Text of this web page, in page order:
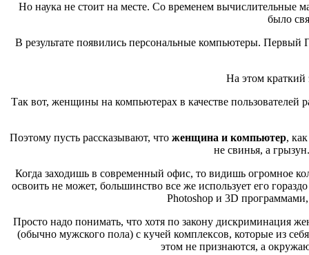
Но наука не стоит на месте. Со временем вычислительные
было
В результате появились персональные компьютеры.
На этом краткий
Так вот, женщины на компьютерах в качестве
Поэтому пусть рассказывают, что женщина и компьютер,
не свинья, а
Когда заходишь в современный офис, то видишь огромное
освоить не может, большинство все же использует его
Photoshop и 3D
Просто надо понимать, что хотя по закону дискриминация
(обычно мужского пола) с кучей комплексов, которые из
этом не признаются, а